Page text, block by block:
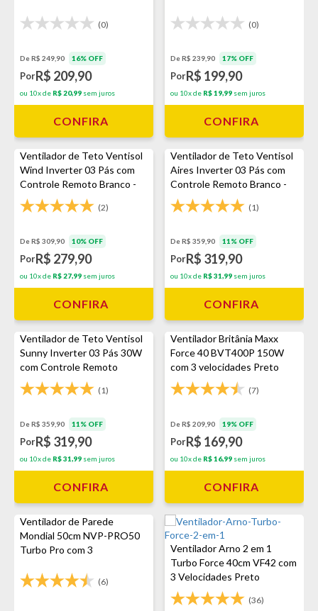
(0)
De R$ 249,90 16% OFF
PorR$ 209,90
ou 10x de R$ 20,99 sem juros
CONFIRA
(0)
De R$ 239,90 17% OFF
PorR$ 199,90
ou 10x de R$ 19,99 sem juros
CONFIRA
Ventilador de Teto Ventisol
Wind Inverter 03 Pás com
Controle Remoto Branco -
Bivolt
(2)
De R$ 309,90 10% OFF
PorR$ 279,90
ou 10x de R$ 27,99 sem juros
CONFIRA
Ventilador de Teto Ventisol
Aires Inverter 03 Pás com
Controle Remoto Branco -
Bivolt
(1)
De R$ 359,90 11% OFF
PorR$ 319,90
ou 10x de R$ 31,99 sem juros
CONFIRA
Ventilador de Teto Ventisol
Sunny Inverter 03 Pás 30W
com Controle Remoto
Branco - Bivolt
(1)
De R$ 359,90 11% OFF
PorR$ 319,90
ou 10x de R$ 31,99 sem juros
CONFIRA
Ventilador Britânia Maxx
Force 40 BVT400P 150W
com 3 velocidades Preto
(7)
De R$ 209,90 19% OFF
PorR$ 169,90
ou 10x de R$ 16,99 sem juros
CONFIRA
Ventilador de Parede
Mondial 50cm NVP-PRO50
Turbo Pro com 3
(6)
Ventilador Arno 2 em 1
Turbo Force 40cm VF42 com
3 Velocidades Preto
(36)